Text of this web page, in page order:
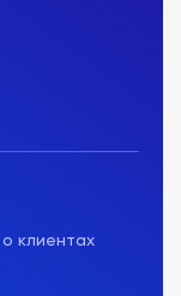
клиентах